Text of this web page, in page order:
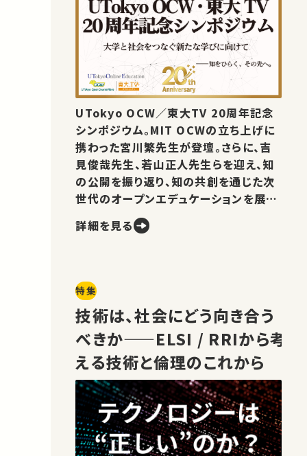
UTokyo OCW／東大TV 20周年記念
シンポジウム。MIT OCWの立ち上げに
携わった宮川繁先生が登壇。さらに、吉
見俊哉先生、若山正人先生らを迎え、知
の公開を振り返り、知の共創を通じた次
世代のオープンエデュケーションを展望
詳細を見る
特集
技術は、社会にどう向き合う
べきか——ELSI / RRIから考
える技術と倫理のこれから